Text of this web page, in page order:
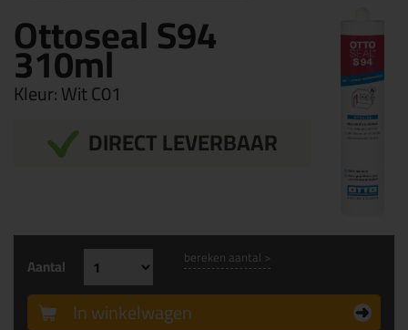
Ottoseal S94
310ml
Kleur:Wit C01
DIRECT LEVERBAAR
Aantal bereken aantal >
In winkelwagen